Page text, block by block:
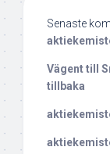
Senaste
Vägent till
tillbaka